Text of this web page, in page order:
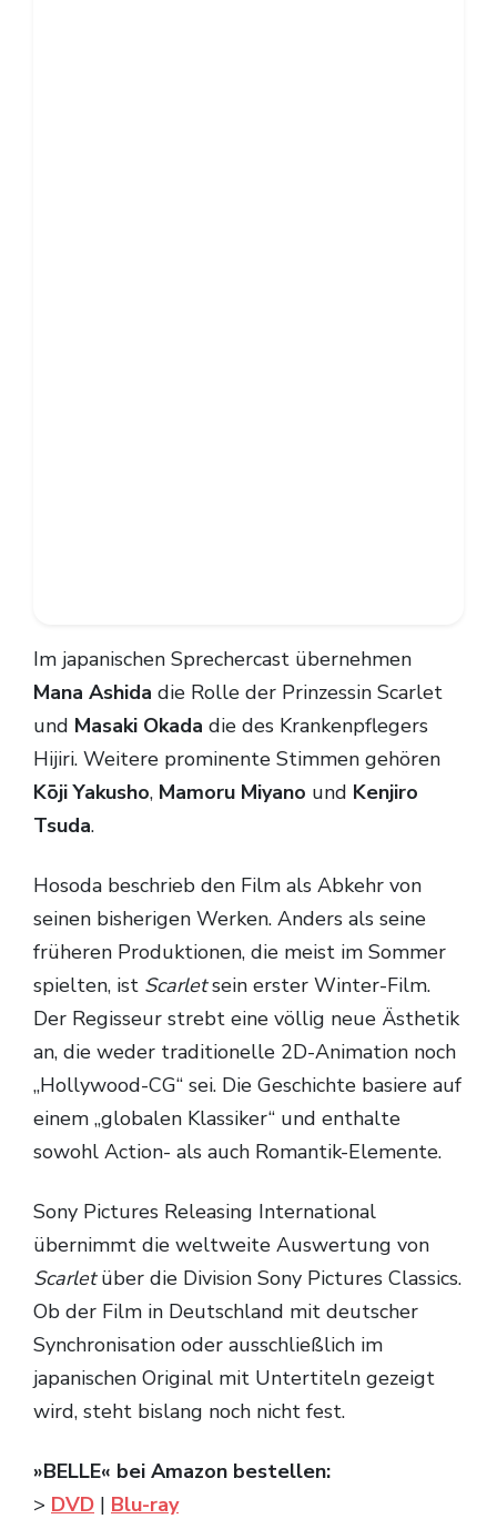
Im japanischen Sprechercast übernehmen
Mana Ashida die Rolle der Prinzessin Scarlet
und Masaki Okada die des Krankenpflegers
Hijiri. Weitere prominente Stimmen gehören
Kōji Yakusho, Mamoru Miyano und Kenjiro
Tsuda.
Hosoda beschrieb den Film als Abkehr von
seinen bisherigen Werken. Anders als seine
früheren Produktionen, die meist im Sommer
spielten, ist Scarletsein erster Winter-Film.
Der Regisseur strebt eine völlig neue Ästhetik
an, die weder traditionelle 2D-Animation noch
„Hollywood-CG“ sei. Die Geschichte basiere auf
einem „globalen Klassiker“ und enthalte
sowohl Action- als auch Romantik-Elemente.
Sony Pictures Releasing International
übernimmt die weltweite Auswertung von
Scarletüber die Division Sony Pictures Classics.
Ob der Film in Deutschland mit deutscher
Synchronisation oder ausschließlich im
japanischen Original mit Untertiteln gezeigt
wird, steht bislang noch nicht fest.
»BELLE« bei Amazon bestellen:
> DVD | Blu-ray